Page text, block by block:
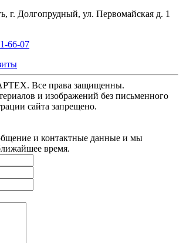
г. Долгопрудный, ул. Первомайская д. 1
66-07
Все права защищенны.
и изображений без письменного
сайта запрещено.
и контактные данные и мы
время.